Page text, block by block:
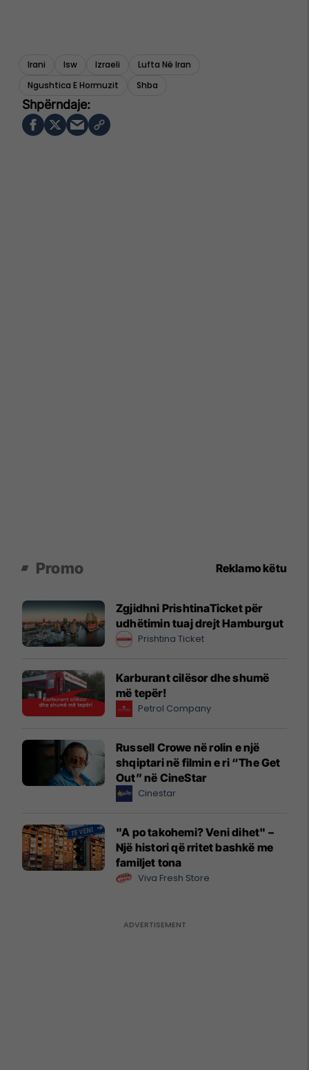
Irani Isw Izraeli
Lufta Në Iran
Ngushtica E Hormuzit
Shba
Promo Reklamo këtu
Zgjidhni PrishtinaTicket për
udhëtimin tuaj drejt Hamburgut
Prishtina Ticket
Karburant cilësor dhe shumë
më tepër!
Petrol Company
Russell Crowe në rolin e një
shqiptari në filmin e ri “The Get
Out” në CineStar
Cinestar
"A po takohemi? Veni dihet" –
Një histori që rritet bashkë me
familjet tona
Viva Fresh Store